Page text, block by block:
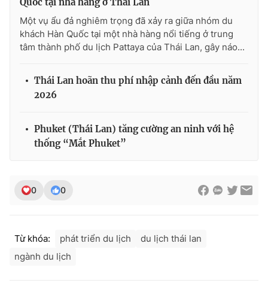
Cơ quan chủ quản: Đài Truyền hình Việt Nam
Giấy phép hoạt động báo in và báo điện tử số 483/GP-BTTTT
cấp ngày 29/12/2023
Nguyễn Trọng Ninh
Tổng đài VTV:024.38 355 931 - 024.38 355 932
Một vụ ẩu đả nghiêm trọng đã xảy ra giữa nhóm du
khách Hàn Quốc tại một nhà hàng nổi tiếng ở trung
tâm thành phố du lịch Pattaya của Thái Lan, gây náo...
Thái Lan hoãn thu phí nhập cảnh đến đầu năm
2026
Phuket (Thái Lan) tăng cường an ninh với hệ
thống “Mắt Phuket”
0 0
Từ khóa: phát triển du lịch
du lịch thái lan
ngành du lịch